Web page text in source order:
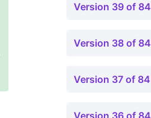
Version 39 of 84
Version 38 of 84
Version 37 of 84
Version 36 of 84